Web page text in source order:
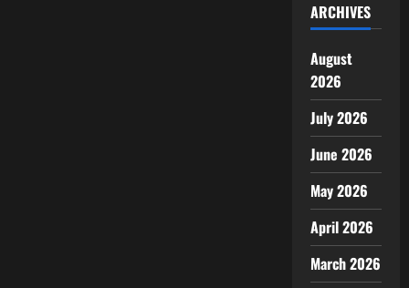
ARCHIVES
August
2026
July 2026
June 2026
May 2026
April 2026
March 2026